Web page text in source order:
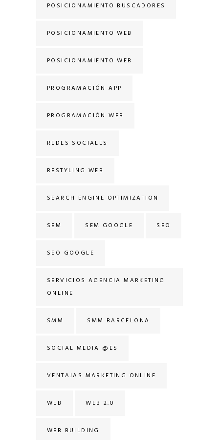
POSICIONAMIENTO BUSCADORES
POSICIONAMIENTO WEB
POSICIONAMIENTO WEB
PROGRAMACIÓN APP
PROGRAMACIÓN WEB
REDES SOCIALES
RESTYLING WEB
SEARCH ENGINE OPTIMIZATION
SEM SEM GOOGLE SEO
SEO GOOGLE
SERVICIOS AGENCIA MARKETING
ONLINE
SMM SMM BARCELONA
SOCIAL MEDIA @ES
VENTAJAS MARKETING ONLINE
WEB WEB 2.0
WEB BUILDING